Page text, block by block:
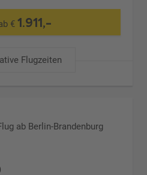
€1.911,-
Flugzeiten
ab Berlin-Brandenburg